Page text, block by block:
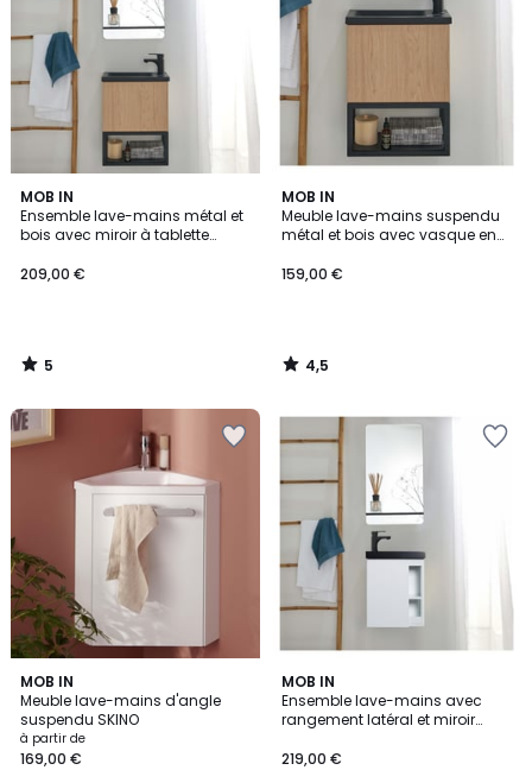
MOB IN
Ensemble lave-mains métal et
bois avec miroir à tablette
209,00 €
5
/
5
5
/
MOB IN
Meuble lave-mains suspendu
métal et bois avec vasque en
159,00 €
4,5
/ 5
4,5
/
MOB IN
Meuble lave-mains d'angle
suspendu SKINO
à partir de
169,00 €
4
/
5
4
Couleurs
MOB IN
Ensemble lave-mains avec
rangement latéral et miroir
219,00 €
3
Couleurs